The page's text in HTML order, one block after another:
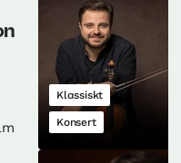
Klassiskt
Konsert